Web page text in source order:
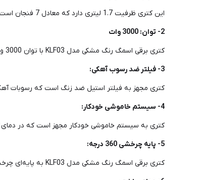
این کتری ظرفیت 1.7 لیتری دارد که معادل 7 فنجان است و مناسب برای استفاده‌های روزانه یا پذیرایی از مهمانان است.
2- توان: 3000 وات
کتری برقی اسمگ رنگ مشکی مدل KLF03 با توان 3000 وات به شما این امکان را می‌دهد که آب را با سرعت بسیار بالا به جوش بیاورید، ایده‌آل برای زمان‌هایی که نیاز به جوشاندن سریع آب دارید.
3- فیلتر ضد رسوب آهکی:
کتری مجهز به فیلتر استیل ضد زنگ است که رسوبات
4- سیستم خاموشی خودکار:
کتری به سیستم خاموشی خودکار مجهز است که در دمای 100 درجه سانتی‌گراد به‌طور خودکار خاموش می‌شود تا از ایمنی دستگاه اطمینان حاصل شود.
5- پایه چرخشی 360 درجه:
کتری برقی اسمگ رنگ مشکی مدل KLF03 به پایه‌ای چرخشی 360 درجه مجهز است که امکان قرار دادن کتری را از هر زاویه‌ای فراهم می‌آورد و برای کاربران چپ‌دست و راست‌دست مناسب است.